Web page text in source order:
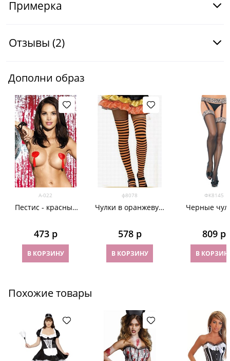
Примерка
Отзывы (2)
Дополни образ
А-022
Пестис - красные
виде сердечек
473 р
В КОРЗИНУ
ф8078
Чулки в оранжевую
578 р
В КОРЗИНУ
ФК8145
Черные
809 р
В
Похожие товары